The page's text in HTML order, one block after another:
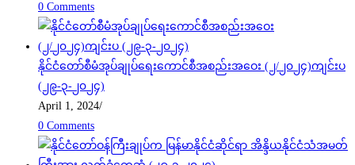
0 Comments
နိုင်ငံတော်စီမံအုပ်ချုပ်ရေးကောင်စီအစည်းအဝေး (၂/၂၀၂၄)ကျင်းပ
(၂၉-၃-၂၀၂၄)
April 1, 2024/
0 Comments